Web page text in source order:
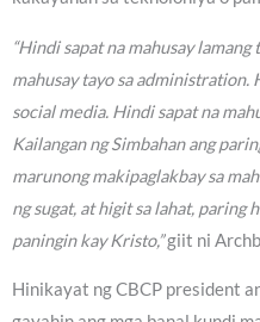
“Hindi sapat na mahusay
mahusay tayo sa administration.
social media. Hindi sapat na
Kailangan ng Simbahan ang
marunong makipaglakbay sa
ng sugat, at higit sa lahat, paring
paningin kay Kristo,”giit ni
Hinikayat ng CBCP president